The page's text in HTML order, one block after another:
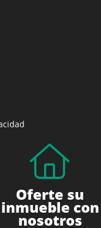
Oferte su
inmueble con
nosotros